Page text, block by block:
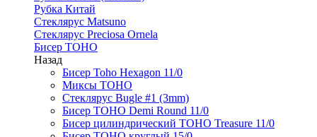
Рубка Китай
Стеклярус Matsuno
Стеклярус Preciosa Ornela
Бисер TOHO
Назад
Бисер Toho Hexagon 11/0
Миксы TOHO
Стеклярус Bugle #1 (3mm)
Бисер TOHO Demi Round 11/0
Бисер цилиндрический TOHO Treasure 11/0